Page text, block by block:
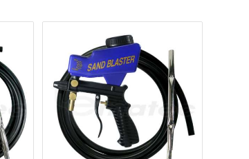
صورت
نزولی
کلیک
کنید